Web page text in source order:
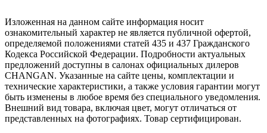
Изложенная на данном сайте информация носит
ознакомительный характер не является публичной офертой,
определяемой положениями статей 435 и 437 Гражданского
Кодекса Российской Федерации. Подробности актуальных
предложений доступны в салонах официальных дилеров
CHANGAN. Указанные на сайте цены, комплектации и
технические характеристики, а также условия гарантии могут
быть изменены в любое время без специального уведомления.
Внешний вид товара, включая цвет, могут отличаться от
представленных на фотографиях. Товар сертифицирован.